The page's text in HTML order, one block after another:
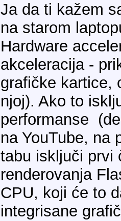
Ja da ti kažem
na starom
Hardware
akceleracija -
grafičke kartice,
njoj). Ako to
performanse
na YouTube, na
tabu isključi prvi
renderovanja
CPU, koji će to
integrisane